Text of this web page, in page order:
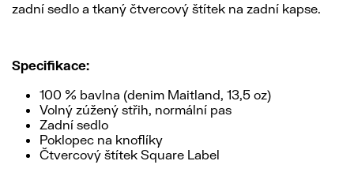
zadní sedlo a tkaný čtvercový štítek na zadní kapse.
Specifikace:
100 % bavlna (denim Maitland, 13,5 oz)
Volný zúžený střih, normální pas
Zadní sedlo
Poklopec na knoflíky
Čtvercový štítek Square Label